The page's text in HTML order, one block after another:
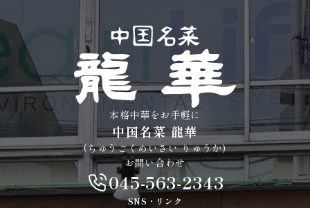
本格中華をお手軽に
中国名菜 龍華
(ちゅうごくめいさい りゅうか)
お問い合わせ
045-563-2343
SNS・リンク